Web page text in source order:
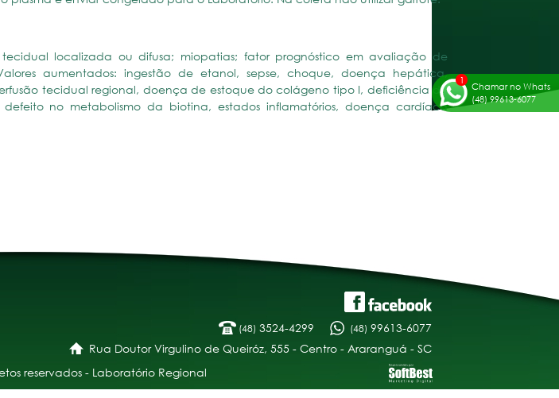
localizada ou difusa; miopatias; fator prognóstico em avaliação de
aumentados: ingestão de etanol, sepse, choque, doença hepática,
tecidual regional, doença de estoque do colágeno tipo I, deficiência de
no metabolismo da biotina, estados inflamatórios, doença cardíaca
Chamar no Whats
(48) 99613-6077
(48) 3524-4299 (48) 99613-6077
Rua Doutor Virgulino de Queiróz, 555 - Centro - Araranguá - SC
reservados - Laboratório Regional